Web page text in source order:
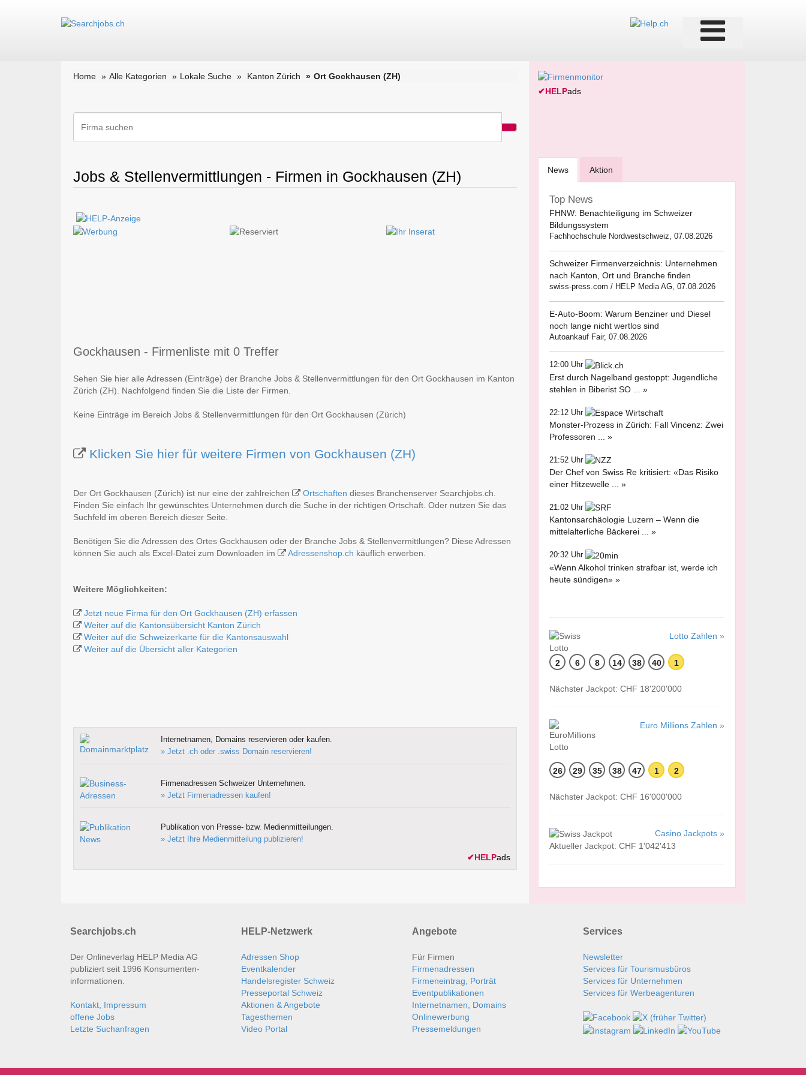
Home Alle Kategorien Lokale Suche Kanton Zürich Ort Gockhausen (ZH)
Jobs & Stellenvermittlungen - Firmen in Gockhausen (ZH)
Gockhausen - Firmenliste mit 0 Treffer
Sehen Sie hier alle Adressen (Einträge) der Branche Jobs & Stellenvermittlungen für den Ort Gockhausen im Kanton
Zürich (ZH). Nachfolgend finden Sie die Liste der Firmen.
Keine Einträge im Bereich Jobs & Stellenvermittlungen für den Ort Gockhausen (Zürich)
Klicken Sie hier für weitere Firmen von Gockhausen (ZH)
Der Ort Gockhausen (Zürich) ist nur eine der zahlreichen Ortschaften dieses Branchenserver Searchjobs.ch.
Finden Sie einfach Ihr gewünschtes Unternehmen durch die Suche in der richtigen Ortschaft. Oder nutzen Sie das
Suchfeld im oberen Bereich dieser Seite.
Benötigen Sie die Adressen des Ortes Gockhausen oder der Branche Jobs & Stellenvermittlungen? Diese Adressen
können Sie auch als Excel-Datei zum Downloaden im
Adressenshop.ch käuflich erwerben.
Weitere Möglichkeiten:
Jetzt neue Firma für den Ort Gockhausen (ZH) erfassen
Weiter auf die Kantonsübersicht Kanton Zürich
Weiter auf die Schweizerkarte für die Kantonsauswahl
Weiter auf die Übersicht aller Kategorien
Internetnamen, Domains reservieren oder kaufen.
» Jetzt .ch oder .swiss Domain reservieren!
Firmenadressen Schweizer Unternehmen.
» Jetzt Firmenadressen kaufen!
Publikation von Presse- bzw. Medienmitteilungen.
» Jetzt Ihre Medienmitteilung publizieren!
✔HELPads
✔HELPads
News Aktion
Top News
FHNW: Benachteiligung im Schweizer
Bildungssystem
Fachhochschule Nordwestschweiz, 07.08.2026
Schweizer Firmenverzeichnis: Unternehmen
nach Kanton, Ort und Branche finden
swiss-press.com / HELP Media AG, 07.08.2026
E-Auto-Boom: Warum Benziner und Diesel
noch lange nicht wertlos sind
Autoankauf Fair, 07.08.2026
12:00 Uhr
Erst durch Nagelband gestoppt: Jugendliche
stehlen in Biberist SO ... »
22:12 Uhr
Monster-Prozess in Zürich: Fall Vincenz: Zwei
Professoren ... »
21:52 Uhr
Der Chef von Swiss Re kritisiert: «Das Risiko
einer Hitzewelle ... »
21:02 Uhr
Kantonsarchäologie Luzern – Wenn die
mittelalterliche Bäckerei ... »
20:32 Uhr
«Wenn Alkohol trinken strafbar ist, werde ich
heute sündigen» »
Lotto Zahlen »
2 6 8 14 38 40 1
Nächster Jackpot: CHF 18'200'000
Euro Millions Zahlen »
26 29 35 38 47 1 2
Nächster Jackpot: CHF 16'000'000
Casino Jackpots »
Aktueller Jackpot: CHF 1'042'413
Searchjobs.ch
Der Onlineverlag HELP Media AG
publiziert seit 1996 Konsumenten­
informationen.
Kontakt, Impressum
offene Jobs
Letzte Suchanfragen
HELP-Netzwerk
Adressen Shop
Eventkalender
Handelsregister Schweiz
Presseportal Schweiz
Aktionen & Angebote
Tagesthemen
Video Portal
Angebote
Für Firmen
Firmenadressen
Firmeneintrag, Porträt
Eventpublikationen
Internetnamen, Domains
Onlinewerbung
Pressemeldungen
Services
Newsletter
Services für Tourismusbüros
Services für Unternehmen
Services für Werbeagenturen